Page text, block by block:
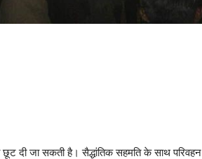
छूट दी जा सकती है। सैद्धांतिक सहमति के साथ परिवहन